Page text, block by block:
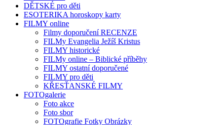
DĚTSKÉ pro děti
ESOTERIKA horoskopy karty
FILMY online
Filmy doporučení RECENZE
FILMy Evangelia Ježíš Kristus
FILMY historické
FILMy online – Biblické příběhy
FILMY ostatní doporučené
FILMY pro děti
KŘESŤANSKÉ FILMY
FOTOgalerie
Foto akce
Foto sbor
FOTOgrafie Fotky Obrázky